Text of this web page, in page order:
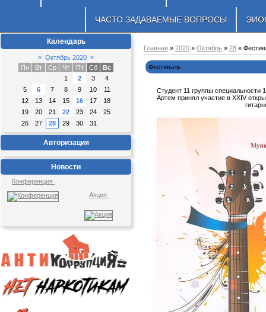
ЧАСТО ЗАДАВАЕМЫЕ ВОПРОСЫ
Календарь
« Октябрь 2020 »
Пн
Вт Ср Чт Пт Сб
Вс
1
2 3
4
5
6 7 8 9 10
11
12
13 14 15 16 17
18
19
20 21 22 23 24
25
26
27 28 29 30 31
Авторизация
Новости
Конференция
Акция
Главная » 2020 » Октябрь » 28 »
Фестиваль
Студент 11 группы специальности
Артем принял участие в XXIV